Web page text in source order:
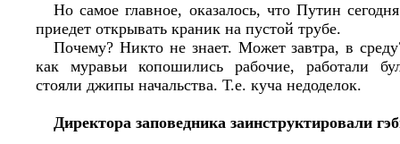
Но самое главное, оказалось, что Путин
приедет открывать краник на пустой трубе.
Почему? Никто не знает. Может завтра, в
как муравьи копошились рабочие, работали
стояли джипы начальства. Т.е. куча недоделок.
Директора заповедника заинструктировали